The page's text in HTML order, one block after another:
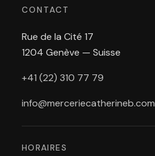
CONTACT
Rue de la Cité 17
1204 Genève — Suisse
+41 (22) 310 77 79
info@merceriecatherineb.com
HORAIRES